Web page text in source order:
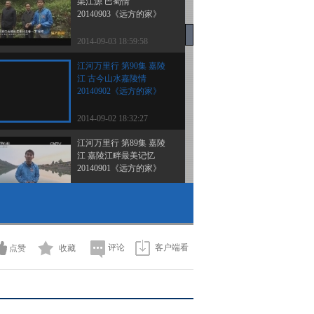
20140903《远方的家》
2014-09-03 18:59:58
江河万里行 第90集 嘉陵
江 古今山水嘉陵情
20140902《远方的家》
2014-09-02 18:32:27
江河万里行 第89集 嘉陵
江 嘉陵江畔最美记忆
20140901《远方的家》
两极之美
2014-08-31 10:36:49
《远方的家》 20140830
点赞 收藏 评论 客户端看